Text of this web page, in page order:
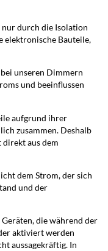
nur durch die Isolation
elektronische Bauteile,
unseren Dimmern
und beeinflussen
aufgrund ihrer
zusammen. Deshalb
direkt aus dem
dem Strom, der sich
und der
die während der
aktiviert werden
aussagekräftig. In